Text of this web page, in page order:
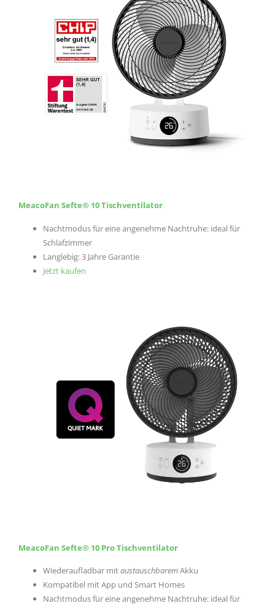
MeacoFan Sefte® 10 Tischventilator
Nachtmodus für eine angenehme Nachtruhe: ideal für
Schlafzimmer
Langlebig: 3 Jahre Garantie
Jetzt kaufen
MeacoFan Sefte® 10 Pro Tischventilator
Wiederaufladbar mitaustauschbaremAkku
Kompatibel mit App und Smart Homes
Nachtmodus für eine angenehme Nachtruhe: ideal für